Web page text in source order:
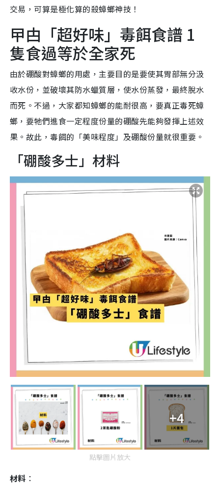
交易，可算是極化算的殺蟑螂神技！
曱甴「超好味」毒餌食譜 1
隻食過等於全家死
由於硼酸對蟑螂的用處，主要目的是要使其胃部無分汲
收水份，並破壞其防水蠟質層，使水份蒸發，最終脫水
而死。不過，大家都知蟑螂的能耐很高，要真正毒死蟑
螂，要牠們進食一定程度份量的硼酸先能夠發揮上述效
果。故此，毒餌的「美味程度」及硼酸份量就很重要。
「硼酸多士」材料
+4
點擊圖片放大
材料 ：